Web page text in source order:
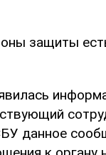
защиты
данное